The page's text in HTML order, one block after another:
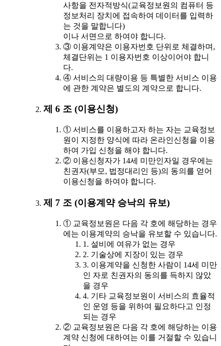
사항을 전자적방식(교육정보원의 컴퓨터 등
정보처리 장치에 접속하여 데이터를 입력하
는 것을 말합니다)
이나 서면으로 하여야 합니다.
③ 이용계약은 이용자번호 단위로 체결하며,
체결단위는 1 이용자번호 이상이어야 합니
다.
④ 서비스의 대량이용 등 특별한 서비스 이용
에 관한 계약은 별도의 계약으로 합니다.
제 6 조 (이용신청)
① 서비스를 이용하고자 하는 자는 교육정보
원이 지정한 양식에 따라 온라인신청을 이용
하여 가입 신청을 해야 합니다.
② 이용신청자가 14세 미만인자일 경우에는
친권자(부모, 법정대리인 등)의 동의를 얻어
이용신청을 하여야 합니다.
제 7 조 (이용계약 승낙의 유보)
① 교육정보원은 다음 각 호에 해당하는 경우
에는 이용계약의 승낙을 유보할 수 있습니다.
1. 설비에 여유가 없는 경우
2. 기술상에 지장이 있는 경우
3. 이용계약을 신청한 사람이 14세 미만
인 자로 친권자의 동의를 득하지 않았
을 경우
4. 기타 교육정보원이 서비스의 효율적
인 운영 등을 위하여 필요하다고 인정
되는 경우
② 교육정보원은 다음 각 호에 해당하는 이용
계약 신청에 대하여는 이를 거절할 수 있습니